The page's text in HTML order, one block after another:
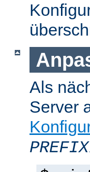
Als
Server
PREFIX